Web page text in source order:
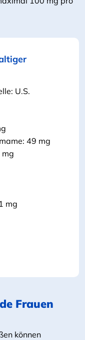
U.S.
49 mg
mg
mg
Frauen
können